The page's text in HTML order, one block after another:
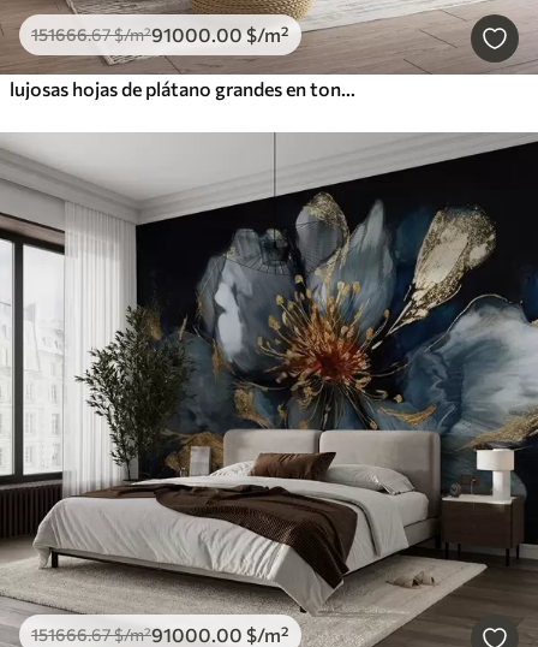
151666.67$/m²91000.00$/m²
lujosas hojas de plátano grandes en tonos gris-beige
151666.67$/m²91000.00 $/m²